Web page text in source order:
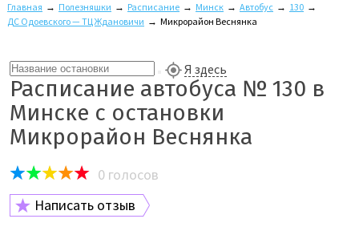
Главная → Полезняшки → Расписание → Минск → Автобус → 130 →
ДС Одоевского — ТЦ Ждановичи → Микрорайон Веснянка
Я здесь
Расписание автобуса № 130 в
Минске с остановки
Микрорайон Веснянка
0 голосов
Написать отзыв